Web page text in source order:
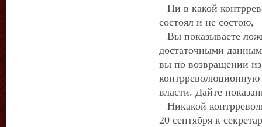
– Ни в какой
состоял и не состою,
– Вы показываете
достаточными
вы по возвращении из
контрреволюционную
власти. Дайте
– Никакой
20 сентября к